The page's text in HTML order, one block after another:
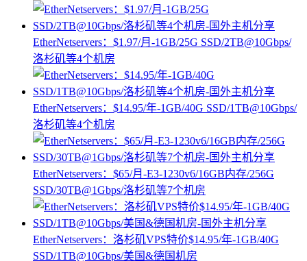
EtherNetservers：$1.97/月-1GB/25G SSD/2TB@10Gbps/
洛杉矶等4个机房
EtherNetservers：$14.95/年-1GB/40G SSD/1TB@10Gbps/
洛杉矶等4个机房
EtherNetservers：$65/月-E3-1230v6/16GB内存/256G
SSD/30TB@1Gbps/洛杉矶等7个机房
EtherNetservers：洛杉矶VPS特价$14.95/年-1GB/40G
SSD/1TB@10Gbps/美国&德国机房